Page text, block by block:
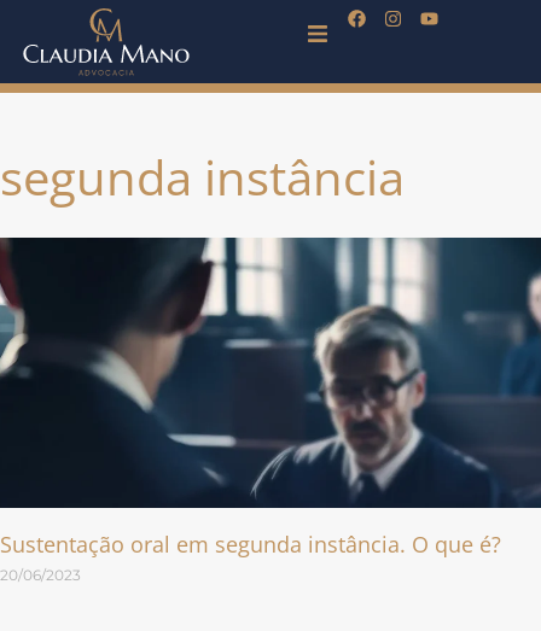
segunda instância
Sustentação oral em segunda instância. O que é?
20/06/2023